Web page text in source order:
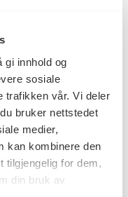
gi innhold og
sosiale
trafikken vår. Vi deler
bruker nettstedet
medier,
kan kombinere den
tilgjengelig for dem,
din bruk av